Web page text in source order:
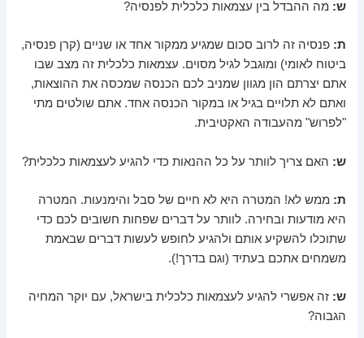
ש: מה ההבדל בין עצמאות כלכלית לפנסיה?
ת: פנסיה זה לרוב סכום שמגיע ממקור אחד או שניים (קרן פנסיה,
ביטוח לאומי) ומוגבל לגיל מסוים. עצמאות כלכלית זה מצב שבו
אתם יצרתם הון מגוון שמניב לכם הכנסה שמכסה את ההוצאות,
ואתם לא תלויים בגיל או במקור הכנסה אחד. אתם שולטים מתי
"לפרוש" מהעבודה האקטיבית.
ש: האם צריך לוותר על כל ההנאות כדי להגיע לעצמאות כלכלית?
ת: ממש לא! המטרה היא לא חיים של סבל והימנעות. המטרה
היא מודעות ובחירה. לוותר על דברים שפחות חשובים לכם כדי
שתוכלו להשקיע אותם ולהגיע לחופש לעשות דברים שבאמת
משמחים אתכם בעתיד (וגם בדרך!).
ש: זה אפשרי להגיע לעצמאות כלכלית בישראל, עם יוקר המחיה
הגבוה?